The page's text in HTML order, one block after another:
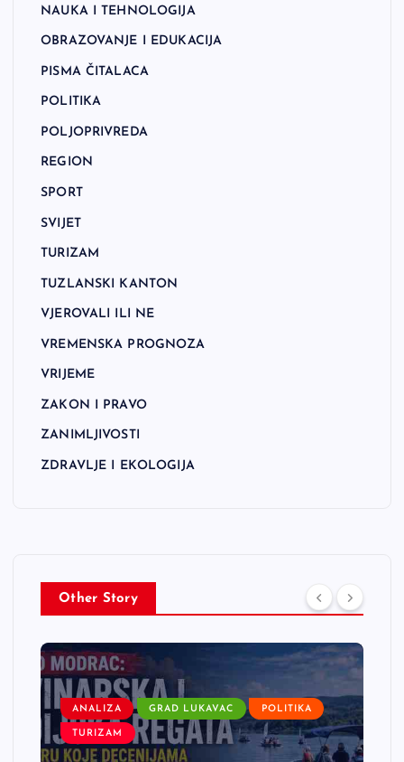
NAUKA I TEHNOLOGIJA
OBRAZOVANJE I EDUKACIJA
PISMA ČITALACA
POLITIKA
POLJOPRIVREDA
REGION
SPORT
SVIJET
TURIZAM
TUZLANSKI KANTON
VJEROVALI ILI NE
VREMENSKA PROGNOZA
VRIJEME
ZAKON I PRAVO
ZANIMLJIVOSTI
ZDRAVLJE I EKOLOGIJA
Other Story
ANALIZA GRAD LUKAVAC POLITIKA
TURIZAM